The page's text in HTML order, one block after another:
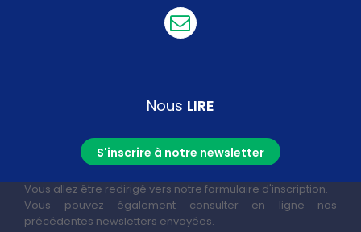
Nous LIRE
S'inscrire à notre newsletter
Vous allez être redirigé vers notre formulaire d'inscription.
Vous pouvez également consulter en ligne nos
précédentes newsletters envoyées.